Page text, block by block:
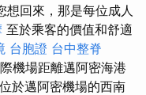
想回來，那是每位成人
至於乘客的價值和舒適
台胞證 台中整脊
機場距離邁阿密海港
於邁阿密機場的西南